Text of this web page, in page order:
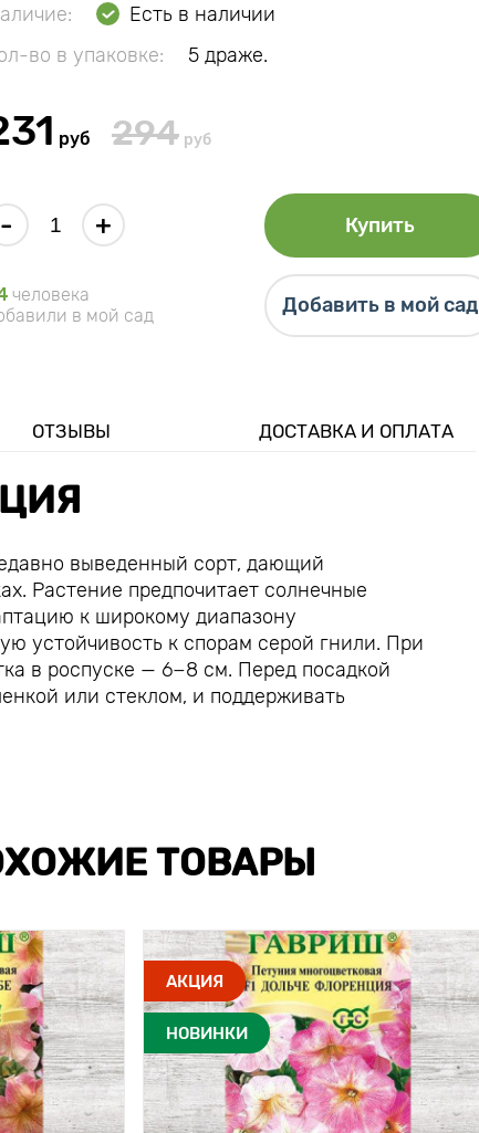
Есть в наличии
во в упаковке:
5 драже.
руб 294 руб
- + Купить
человека
в мой сад
Добавить в мой сад
ОТЗЫВЫ ДОСТАВКА И ОПЛАТА
выведенный сорт, дающий
Растение предпочитает солнечные
к широкому диапазону
устойчивость к спорам серой гнили. При
в роспуске — 6−8 см. Перед посадкой
или стеклом, и поддерживать
ТОВАРЫ
АКЦИЯ
НОВИНКИ